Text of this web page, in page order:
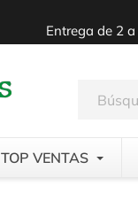
Entrega de 2
TOP VENTAS